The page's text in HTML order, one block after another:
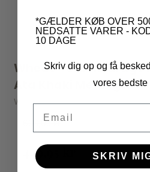
Wheat - Uld Heldragt
Ata Khaki Melange
Wheat
699,95 kr
449,95 kr
*GÆLDER KØB OVER
NEDSATTE VARER -
10 DAGE
Skriv dig op og få
vores bedste
SKRIV